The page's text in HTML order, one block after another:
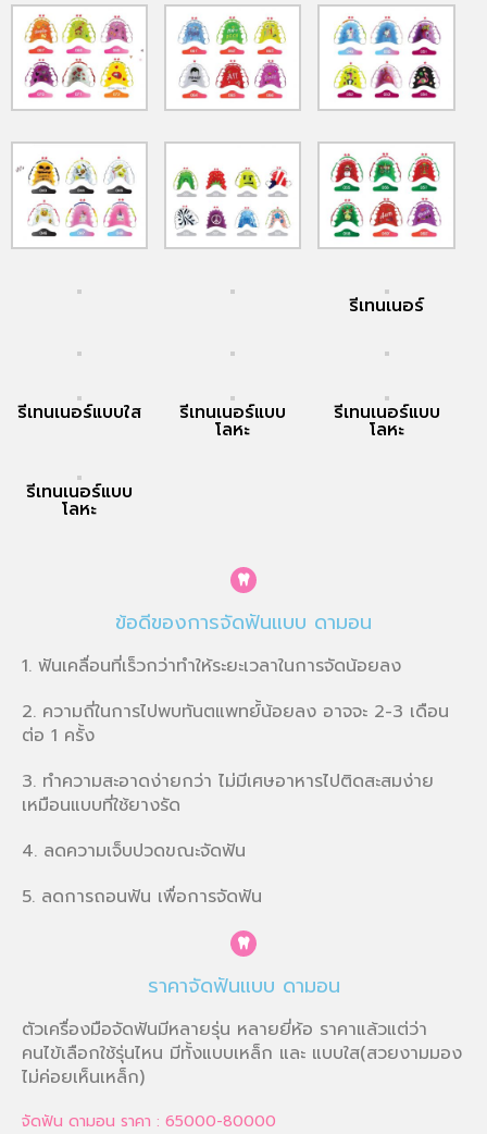
รีเทนเนอร์
รีเทนเนอร์แบบใส รีเทนเนอร์แบบ
โลหะ
รีเทนเนอร์แบบ
โลหะ
รีเทนเนอร์แบบ
โลหะ
ข้อดีของการจัดฟันแบบ ดามอน
1. ฟันเคลื่อนที่เร็วกว่าทำให้ระยะเวลาในการจัดน้อยลง
2. ความถี่ในการไปพบทันตแพทย์้น้อยลง อาจจะ 2-3 เดือน
ต่อ 1 ครั้ง
3. ทำความสะอาดง่ายกว่า ไม่มีเศษอาหารไปติดสะสมง่าย
เหมือนแบบที่ใช้ยางรัด
4. ลดความเจ็บปวดขณะจัดฟัน
5. ลดการถอนฟัน เพื่อการจัดฟัน
ราคาจัดฟันแบบ ดามอน
ตัวเครื่องมือจัดฟันมีหลายรุ่น หลายยี่ห้อ ราคาแล้วแต่ว่า
คนไข้เลือกใช้รุ่นไหน มีทั้งแบบเหล็ก และ แบบใส(สวยงามมอง
ไม่ค่อยเห็นเหล็ก)
จัดฟัน ดามอน ราคา : 65000-80000